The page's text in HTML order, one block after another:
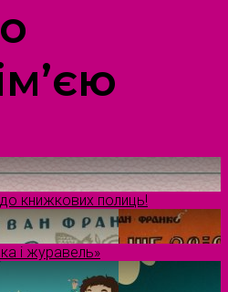
книжкових полиць!
і журавель»